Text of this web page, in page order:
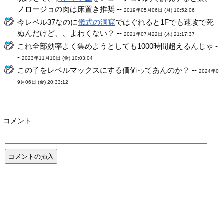
ノロージョの肉は床置き推奨 --2019年05月06日 (月) 10:52:06
今レベル37なのに儀式の洞窟ではぐれると1Fでも速攻で死
ぬんだけど、、よわくない？ --2021年07月22日 (木) 21:17:37
これ全部効率よく集めようとしても1000時間超えるんじゃ -
-2023年11月10日 (金) 10:03:04
この子をレベルマックスにする価値ってあんのか？ --2024年0
9月06日 (金) 20:33:12
コメント: